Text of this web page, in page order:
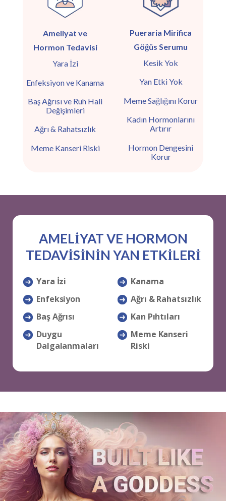
Ameliyat ve
Hormon Tedavisi
Yara İzi
Enfeksiyon ve Kanama
Baş Ağrısı ve Ruh Hali
Değişimleri
Ağrı & Rahatsızlık
Meme Kanseri Riski
Pueraria Mirifica
Göğüs Serumu
Kesik Yok
Yan Etki Yok
Meme Sağlığını Korur
Kadın Hormonlarını
Artırır
Hormon Dengesini
Korur
AMELİYAT VE HORMON
TEDAVİSİNİN YAN ETKİLERİ
Yara İzi
Enfeksiyon
Baş Ağrısı
Duygu
Dalgalanmaları
Kanama
Ağrı & Rahatsızlık
Kan Pıhtıları
Meme Kanseri
Riski